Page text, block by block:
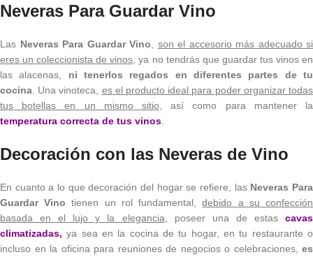
Neveras Para Guardar Vino
Las Neveras Para Guardar Vino
son el accesorio más adecuado si
eres un coleccionista de vinos , ya no tendrás que guardar tus vinos en
las alacenas, ni tenerlos regados en diferentes partes de tu
cocina . Una vinoteca, es el producto ideal para poder organizar todas
tus botellas en un mismo sitio , así como para mantener la
temperatura correcta de tus vinos
Decoración con las Neveras de Vino
En cuanto a lo que decoración del hogar se refiere, las Neveras Para
Guardar Vino tienen un rol fundamental,debido a su confección
basada en el lujo y la elegancia , poseer una de estascavas
climatizadas, ya sea en la cocina de tu hogar, en tu restaurante o
incluso en la oficina para reuniones de negocios o celebraciones, es